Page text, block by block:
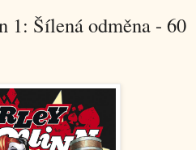
1: Šílená odměna - 60